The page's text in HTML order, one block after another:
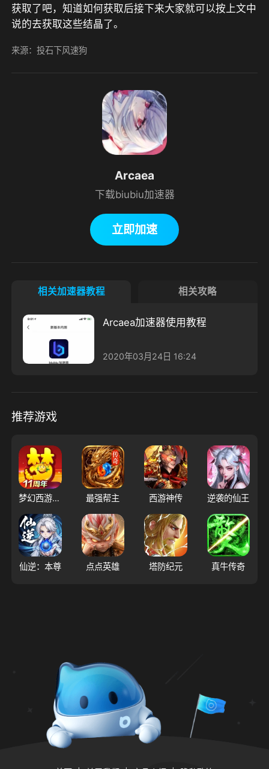
获取了吧，知道如何获取后接下来大家就可以按上文中
说的去获取这些结晶了。
来源：投石下风速狗
Arcaea
下载biubiu加速器
立即加速
相关加速器教程 相关攻略
Arcaea加速器使用教程
2020年03月24日 16:24
推荐游戏
梦幻西游（大陆服） 最强帮主 西游神传 逆袭的仙王
仙逆：本尊 点点英雄 塔防纪元 真牛传奇